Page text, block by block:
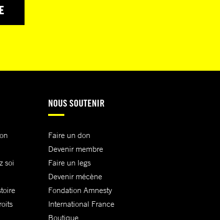
soi
NOUS SOUTENIR
Faire un don
Devenir membre
Faire un legs
Devenir mécène
Fondation Amnesty
International France
Boutique